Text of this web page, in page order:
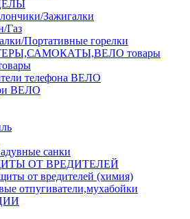
Зажигалки
Газ
Портативные горелки
товары
телефона ВЕЛО
ВЕЛО
санки
ОТ ВРЕДИТЕЛЕЙ
от вредителей (химия)
отпугиватели,мухабойки